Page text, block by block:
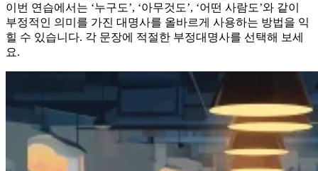
이번 연습에서는 ‘누구도’, ‘아무것도’, ‘어떤 사람도’와 같이
부정적인 의미를 가진 대명사를 올바르게 사용하는 방법을 익
힐 수 있습니다. 각 문장에 적절한 부정대명사를 선택해 보세
요.